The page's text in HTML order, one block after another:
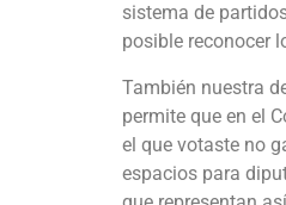
sistema de
posible reconocer
También nuestra
permite que en el
el que votaste no
espacios para